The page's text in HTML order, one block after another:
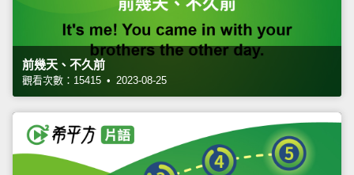
前幾天、不久前
觀看次數：15415 • 2023-08-25